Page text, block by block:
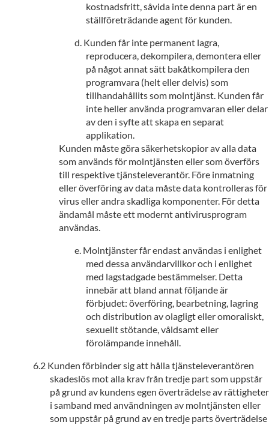
kostnadsfritt, såvida inte denna part är en
ställföreträdande agent för kunden.
Kunden får inte permanent lagra,
reproducera, dekompilera, demontera eller
på något annat sätt bakåtkompilera den
programvara (helt eller delvis) som
tillhandahållits som molntjänst. Kunden får
inte heller använda programvaran eller delar
av den i syfte att skapa en separat
applikation.
Kunden måste göra säkerhetskopior av alla data
som används för molntjänsten eller som överförs
till respektive tjänsteleverantör. Före inmatning
eller överföring av data måste data kontrolleras för
virus eller andra skadliga komponenter. För detta
ändamål måste ett modernt antivirusprogram
användas.
Molntjänster får endast användas i enlighet
med dessa användarvillkor och i enlighet
med lagstadgade bestämmelser. Detta
innebär att bland annat följande är
förbjudet: överföring, bearbetning, lagring
och distribution av olagligt eller omoraliskt,
sexuellt stötande, våldsamt eller
förolämpande innehåll.
Kunden förbinder sig att hålla tjänsteleverantören
skadeslös mot alla krav från tredje part som uppstår
på grund av kundens egen överträdelse av rättigheter
i samband med användningen av molntjänsten eller
som uppstår på grund av en tredje parts överträdelse